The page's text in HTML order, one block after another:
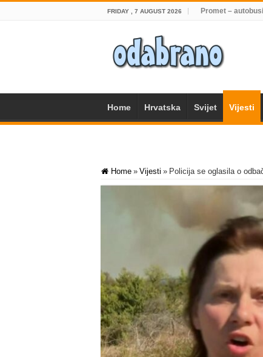
FRIDAY , 7 AUGUST 2026 Promet –
Home Hrvatska Svijet Vijesti
Home » Vijesti » Policija se oglasila o